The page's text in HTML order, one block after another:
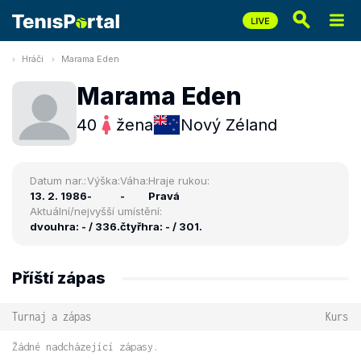
Hráči Marama Eden
Marama Eden
40 žena Nový Zéland
Datum nar.:
13. 2. 1986
Výška:
-
Váha:
-
Hraje rukou:
Pravá
Aktuální/nejvyšší umístění:
dvouhra: - / 336.čtyřhra: - / 301.
Příští zápas
Turnaj a zápas Kurs
Žádné nadcházející zápasy.